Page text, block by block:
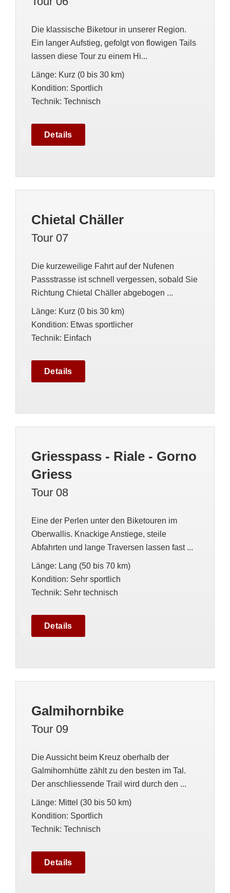
Die klassische Biketour in unserer Region.
Ein langer Aufstieg, gefolgt von flowigen Tails
lassen diese Tour zu einem Hi...
Länge: Kurz (0 bis 30 km)
Kondition: Sportlich
Technik: Technisch
Details
Chietal Chäller
Tour 07
Die kurzeweilige Fahrt auf der Nufenen
Passstrasse ist schnell vergessen, sobald Sie
Richtung Chietal Chäller abgebogen ...
Länge: Kurz (0 bis 30 km)
Kondition: Etwas sportlicher
Technik: Einfach
Details
Griesspass - Riale - Gorno
Griess
Tour 08
Eine der Perlen unter den Biketouren im
Oberwallis. Knackige Anstiege, steile
Abfahrten und lange Traversen lassen fast ...
Länge: Lang (50 bis 70 km)
Kondition: Sehr sportlich
Technik: Sehr technisch
Details
Galmihornbike
Tour 09
Die Aussicht beim Kreuz oberhalb der
Galmihornhütte zählt zu den besten im Tal.
Der anschliessende Trail wird durch den ...
Länge: Mittel (30 bis 50 km)
Kondition: Sportlich
Technik: Technisch
Details